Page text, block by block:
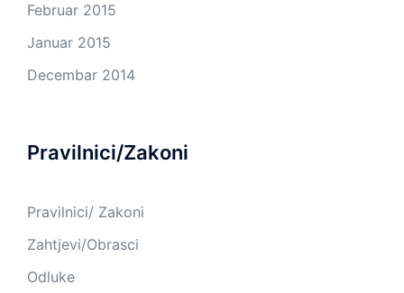
Februar 2015
Januar 2015
Decembar 2014
Pravilnici/Zakoni
Pravilnici/ Zakoni
Zahtjevi/Obrasci
Odluke